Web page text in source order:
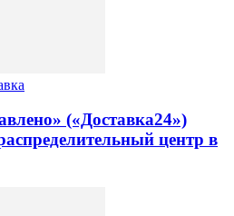
(«Доставка24»)
центр в